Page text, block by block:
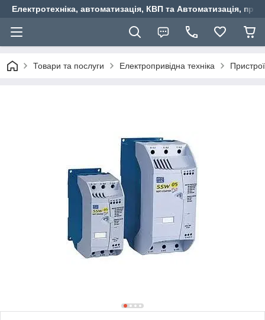
Електротехніка, автоматизація, КВП та Автоматизація,
Товари та послуги Електропривідна техніка